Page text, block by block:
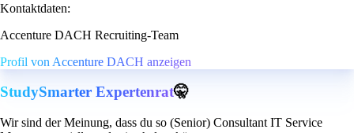
Kontaktdaten:
Accenture DACH Recruiting-Team
Profil von Accenture DACH anzeigen
StudySmarter Expertenrat🤫
Wir sind der Meinung, dass du so (Senior) Consultant IT Service